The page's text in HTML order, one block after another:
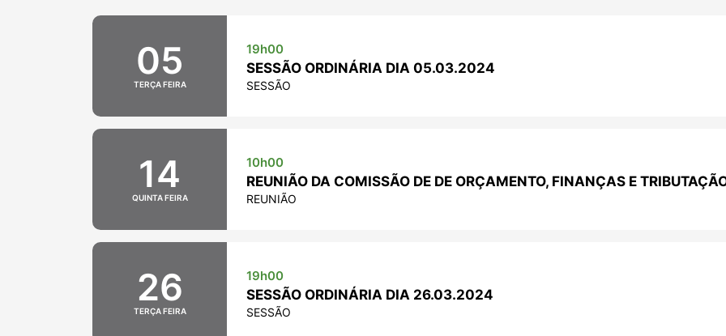
05
TERÇA FEIRA
19h00
SESSÃO ORDINÁRIA DIA 05.03.2024
SESSÃO
14
QUINTA FEIRA
10h00
REUNIÃO DA COMISSÃO DE DE ORÇAMENTO, FINANÇAS E
REUNIÃO
26
TERÇA FEIRA
19h00
SESSÃO ORDINÁRIA DIA 26.03.2024
SESSÃO